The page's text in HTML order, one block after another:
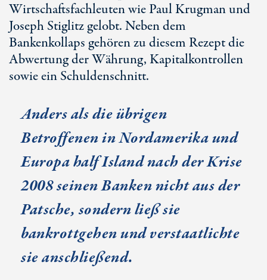
Wirtschaftsfachleuten wie Paul Krugman und
Joseph Stiglitz gelobt. Neben dem
Bankenkollaps gehören zu diesem Rezept die
Abwertung der Währung, Kapitalkontrollen
sowie ein Schuldenschnitt.
Anders als die übrigen
Betroffenen in Nordamerika und
Europa half Island nach der Krise
2008 seinen Banken nicht aus der
Patsche, sondern ließ sie
bankrottgehen und verstaatlichte
sie anschließend.